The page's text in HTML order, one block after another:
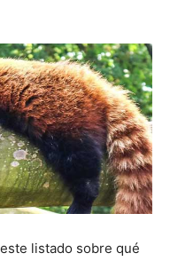
listado sobre qué